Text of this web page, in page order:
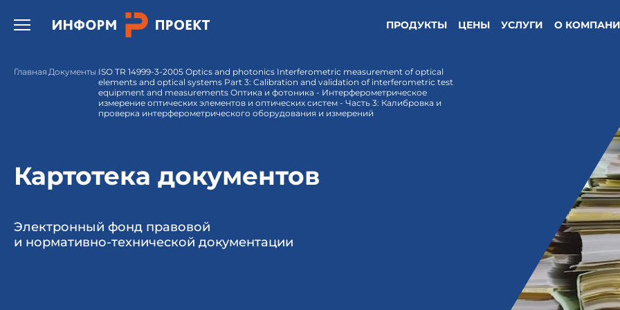
Открыть бургер меню. ПРОДУКТЫ ЦЕНЫ УСЛУГИ О
Главная Документы ISO TR 14999-3-2005 Optics and photonics Interferometric measurement of optical
elements and optical systems Part 3: Calibration and validation of interferometric test
equipment and measurements Оптика и фотоника - Интерферометрическое
измерение оптических элементов и оптических систем - Часть 3: Калибровка и
проверка интерферометрического оборудования и измерений
Картотека документов
Электронный фонд правовой
и нормативно-технической документации